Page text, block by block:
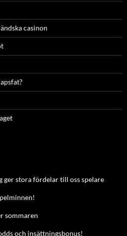
casinon
ger stora fördelar till oss spelare
sommaren
och insättningsbonus!